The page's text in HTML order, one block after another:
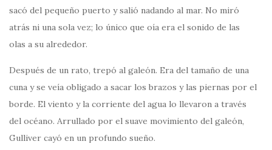
sacó del pequeño puerto y salió nadando al mar. No miró
atrás ni una sola vez; lo único que oía era el sonido de las
olas a su alrededor.
Después de un rato, trepó al galeón. Era del tamaño de una
cuna y se veía obligado a sacar los brazos y las piernas por el
borde. El viento y la corriente del agua lo llevaron a través
del océano. Arrullado por el suave movimiento del galeón,
Gulliver cayó en un profundo sueño.